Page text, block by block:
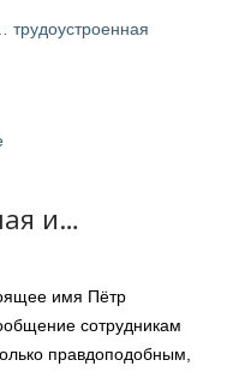
и…
имя Пётр
сотрудникам
правдоподобным,